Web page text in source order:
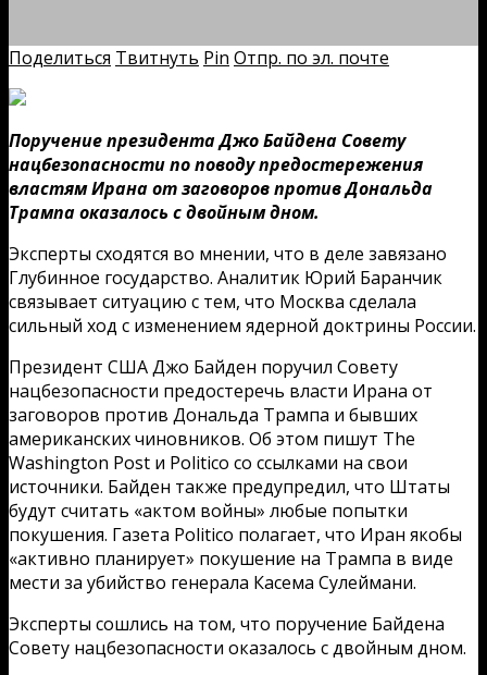
Поделиться Твитнуть Pin Отпр. по эл. почте
Поручение президента Джо Байдена Совету
нацбезопасности по поводу предостережения
властям Ирана от заговоров против Дональда
Трампа оказалось с двойным дном.
Эксперты сходятся во мнении, что в деле завязано
Глубинное государство. Аналитик Юрий Баранчик
связывает ситуацию с тем, что Москва сделала
сильный ход с изменением ядерной доктрины России.
Президент США Джо Байден поручил Совету
нацбезопасности предостеречь власти Ирана от
заговоров против Дональда Трампа и бывших
американских чиновников. Об этом пишут The
Washington Post и Politico со ссылками на свои
источники. Байден также предупредил, что Штаты
будут считать «актом войны» любые попытки
покушения. Газета Politico полагает, что Иран якобы
«активно планирует» покушение на Трампа в виде
мести за убийство генерала Касема Сулеймани.
Эксперты сошлись на том, что поручение Байдена
Совету нацбезопасности оказалось с двойным дном.